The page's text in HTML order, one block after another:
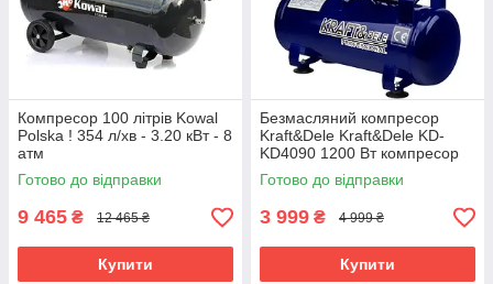
Компресор 100 літрів Kowal
Polska ! 354 л/хв - 3.20 кВт - 8
атм
Готово до відправки
9 465 ₴ 12 465 ₴
Купити
Безмасляний компресор
Kraft&Dele Kraft&Dele KD-
KD4090 1200 Вт компресор
для гаража безмасляний
компресор
Готово до відправки
3 999 ₴ 4 999 ₴
Купити